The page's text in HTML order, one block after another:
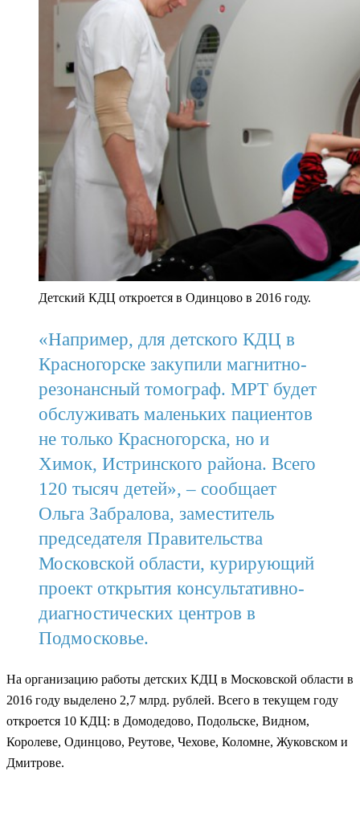
Детский КДЦ откроется в Одинцово в 2016 году.
«Например, для детского КДЦ в
Красногорске закупили магнитно-
резонансный томограф. МРТ будет
обслуживать маленьких пациентов
не только Красногорска, но и
Химок, Истринского района. Всего
120 тысяч детей», – сообщает
Ольга Забралова, заместитель
председателя Правительства
Московской области, курирующий
проект открытия консультативно-
диагностических центров в
Подмосковье.
На организацию работы детских КДЦ в Московской области в
2016 году выделено 2,7 млрд. рублей. Всего в текущем году
откроется 10 КДЦ: в Домодедово, Подольске, Видном,
Королеве, Одинцово, Реутове, Чехове, Коломне, Жуковском и
Дмитрове.